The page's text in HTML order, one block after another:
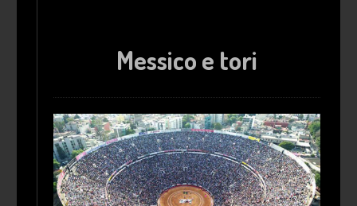
Messico e tori